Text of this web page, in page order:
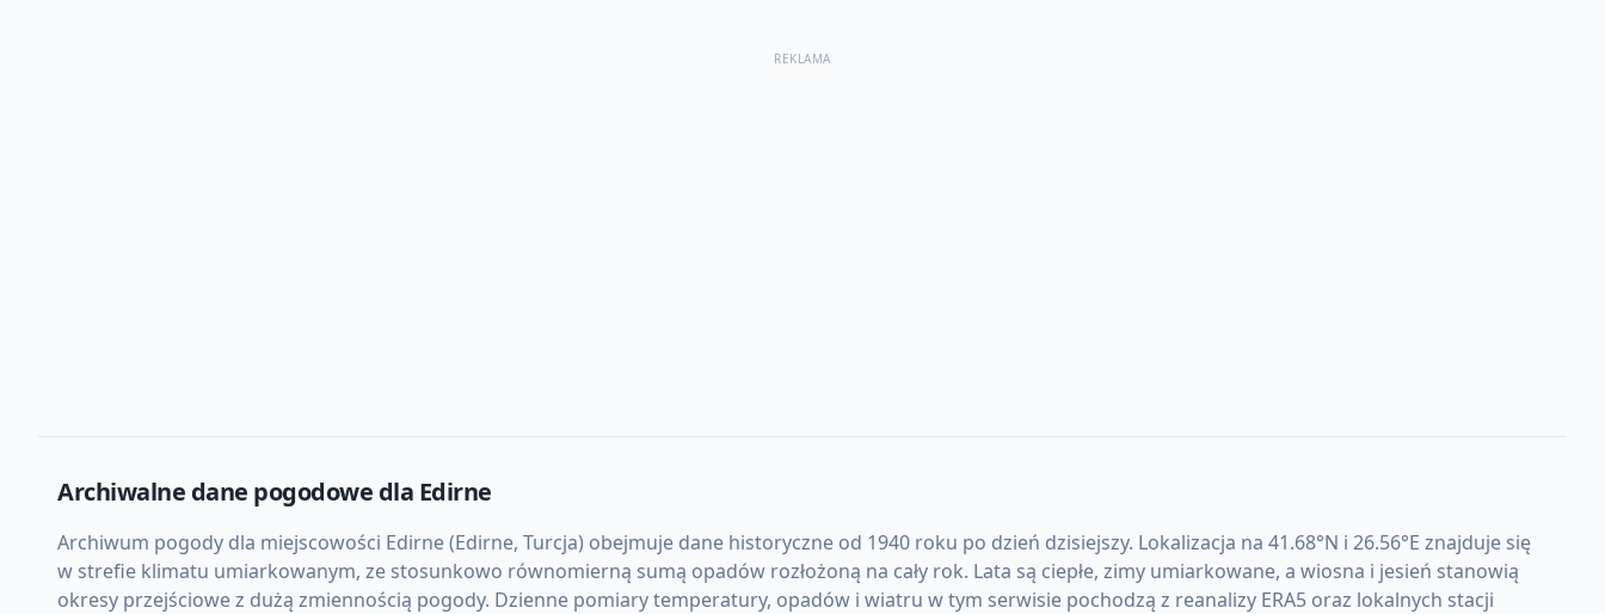
REKLAMA
Archiwalne dane pogodowe dla Edirne
Archiwum pogody dla miejscowości Edirne (Edirne, Turcja) obejmuje dane historyczne od 1940 roku po dzień dzisiejszy. Lokalizacja na 41.68°N i 26.56°E znajduje się
w strefie klimatu umiarkowanym, ze stosunkowo równomierną sumą opadów rozłożoną na cały rok. Lata są ciepłe, zimy umiarkowane, a wiosna i jesień stanowią
okresy przejściowe z dużą zmiennością pogody. Dzienne pomiary temperatury, opadów i wiatru w tym serwisie pochodzą z reanalizy ERA5 oraz lokalnych stacji